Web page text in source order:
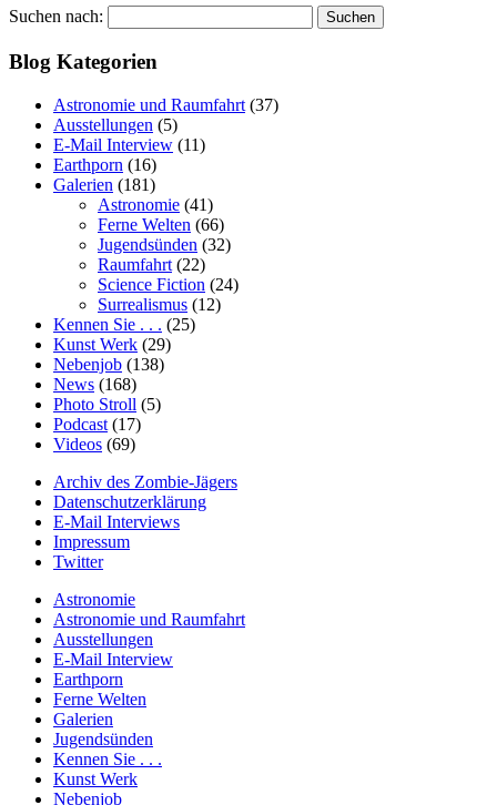
Suchen nach:
Blog Kategorien
Astronomie und Raumfahrt (37)
Ausstellungen (5)
E-Mail Interview (11)
Earthporn (16)
Galerien (181)
Astronomie (41)
Ferne Welten (66)
Jugendsünden (32)
Raumfahrt (22)
Science Fiction (24)
Surrealismus (12)
Kennen Sie . . . (25)
Kunst Werk (29)
Nebenjob (138)
News (168)
Photo Stroll (5)
Podcast (17)
Videos (69)
Archiv des Zombie-Jägers
Datenschutzerklärung
E-Mail Interviews
Impressum
Twitter
Astronomie
Astronomie und Raumfahrt
Ausstellungen
E-Mail Interview
Earthporn
Ferne Welten
Galerien
Jugendsünden
Kennen Sie . . .
Kunst Werk
Nebenjob